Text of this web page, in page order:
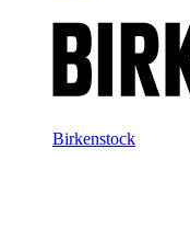
Birkenstock